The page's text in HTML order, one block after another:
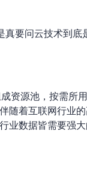
真要问云技术到
资源池，按需所用
随着互联网行业
业数据皆需要强